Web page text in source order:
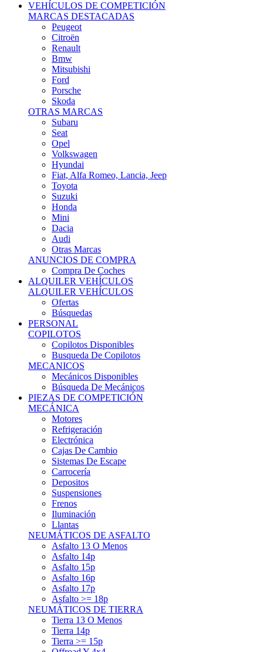
VEHÍCULOS DE COMPETICIÓN
MARCAS DESTACADAS
Peugeot
Citroën
Renault
Bmw
Mitsubishi
Ford
Porsche
Skoda
OTRAS MARCAS
Subaru
Seat
Opel
Volkswagen
Hyundai
Fiat, Alfa Romeo, Lancia, Jeep
Toyota
Suzuki
Honda
Mini
Dacia
Audi
Otras Marcas
ANUNCIOS DE COMPRA
Compra De Coches
ALQUILER VEHÍCULOS
ALQUILER VEHÍCULOS
Ofertas
Búsquedas
PERSONAL
COPILOTOS
Copilotos Disponibles
Busqueda De Copilotos
MECANICOS
Mecánicos Disponibles
Búsqueda De Mecánicos
PIEZAS DE COMPETICIÓN
MECÁNICA
Motores
Refrigeración
Electrónica
Cajas De Cambio
Sistemas De Escape
Carrocería
Depositos
Suspensiones
Frenos
Iluminación
Llantas
NEUMÁTICOS DE ASFALTO
Asfalto 13 O Menos
Asfalto 14p
Asfalto 15p
Asfalto 16p
Asfalto 17p
Asfalto >= 18p
NEUMÁTICOS DE TIERRA
Tierra 13 O Menos
Tierra 14p
Tierra >= 15p